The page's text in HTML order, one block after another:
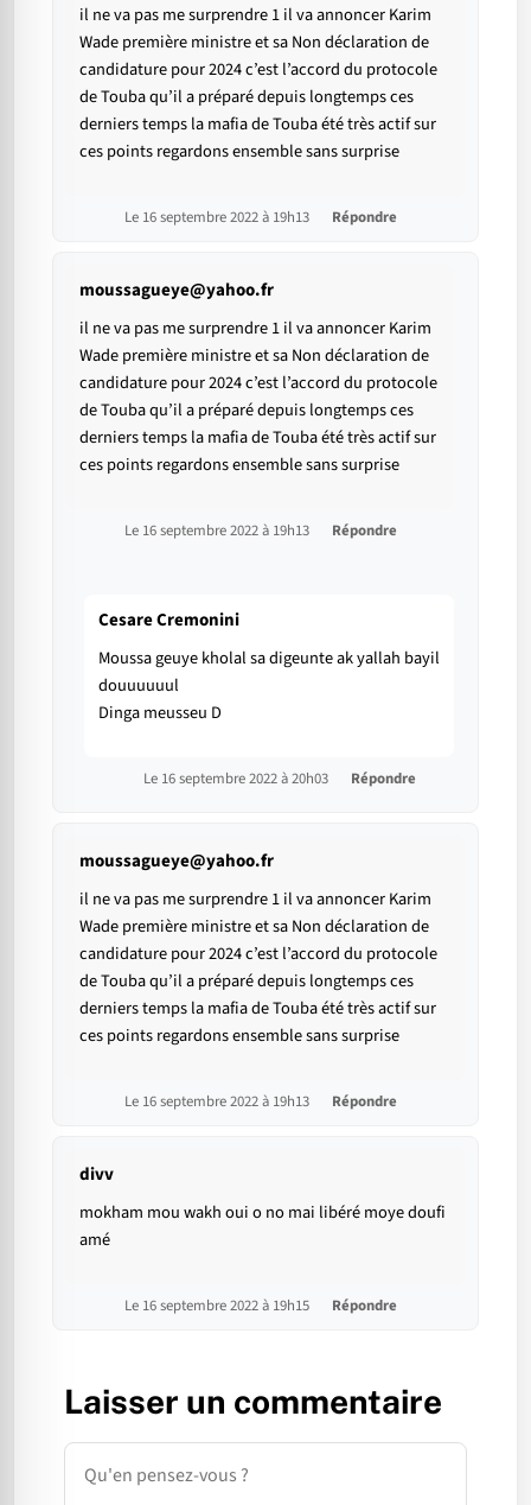
il ne va pas me surprendre 1 il va annoncer Karim
Wade première ministre et sa Non déclaration de
candidature pour 2024 c’est l’accord du protocole
de Touba qu’il a préparé depuis longtemps ces
derniers temps la mafia de Touba été très actif sur
ces points regardons ensemble sans surprise
Le 16 septembre 2022 à 19h13 Répondre
moussagueye@yahoo.fr
il ne va pas me surprendre 1 il va annoncer Karim
Wade première ministre et sa Non déclaration de
candidature pour 2024 c’est l’accord du protocole
de Touba qu’il a préparé depuis longtemps ces
derniers temps la mafia de Touba été très actif sur
ces points regardons ensemble sans surprise
Le 16 septembre 2022 à 19h13 Répondre
Cesare Cremonini
Moussa geuye kholal sa digeunte ak yallah bayil
douuuuuul
Dinga meusseu D
Le 16 septembre 2022 à 20h03 Répondre
moussagueye@yahoo.fr
il ne va pas me surprendre 1 il va annoncer Karim
Wade première ministre et sa Non déclaration de
candidature pour 2024 c’est l’accord du protocole
de Touba qu’il a préparé depuis longtemps ces
derniers temps la mafia de Touba été très actif sur
ces points regardons ensemble sans surprise
Le 16 septembre 2022 à 19h13 Répondre
divv
mokham mou wakh oui o no mai libéré moye doufi
amé
Le 16 septembre 2022 à 19h15 Répondre
Laisser un commentaire
Commentaire